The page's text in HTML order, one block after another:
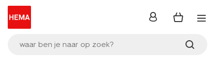
waar ben je naar op zoek?
inloggen